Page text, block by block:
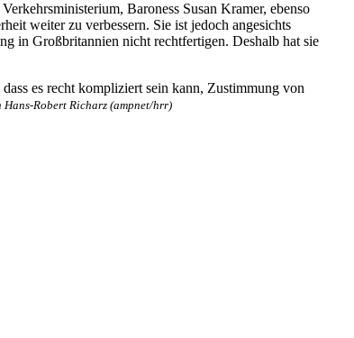
Baroness Susan Kramer, ebenso
weiter zu verbessern. Sie ist jedoch angesichts
in Großbritannien nicht rechtfertigen. Deshalb hat sie
es recht kompliziert sein kann, Zustimmung von
Hans-Robert Richarz (ampnet/hrr)